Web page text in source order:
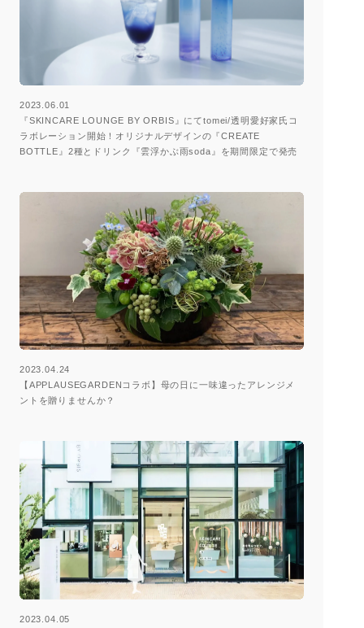
2023.06.01
『SKINCARE LOUNGE BY ORBIS』にてtomei/透明愛好家氏コ
ラボレーション開始！オリジナルデザインの『CREATE
BOTTLE』2種とドリンク『雲浮かぶ雨soda』を期間限定で発売
2023.04.24
【APPLAUSEGARDENコラボ】母の日に一味違ったアレンジメ
ントを贈りませんか？
2023.04.05